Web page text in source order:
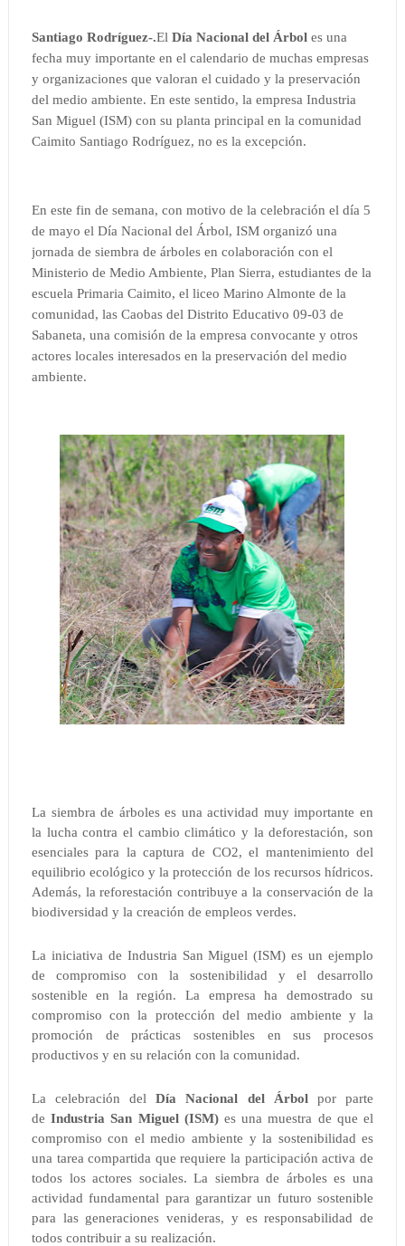
Santiago Rodríguez-.El Día Nacional del Árboles una
fecha muy importante en el calendario de muchas empresas
y organizaciones que valoran el cuidado y la preservación
del medio ambiente. En este sentido, la empresa Industria
San Miguel (ISM) con su planta principal en la comunidad
Caimito Santiago Rodríguez, no es la excepción.
En este fin de semana, con motivo de la celebración el día 5
de mayo el Día Nacional del Árbol, ISM organizó una
jornada de siembra de árboles en colaboración con el
Ministerio de Medio Ambiente, Plan Sierra, estudiantes de la
escuela Primaria Caimito, el liceo Marino Almonte de la
comunidad, las Caobas del Distrito Educativo 09-03 de
Sabaneta, una comisión de la empresa convocante y otros
actores locales interesados en la preservación del medio
ambiente.
La siembra de árboles es una actividad muy importante en
la lucha contra el cambio climático y la deforestación, son
esenciales para la captura de CO2, el mantenimiento del
equilibrio ecológico y la protección de los recursos hídricos.
Además, la reforestación contribuye a la conservación de la
biodiversidad y la creación de empleos verdes.
La iniciativa de Industria San Miguel (ISM) es un ejemplo
de compromiso con la sostenibilidad y el desarrollo
sostenible en la región. La empresa ha demostrado su
compromiso con la protección del medio ambiente y la
promoción de prácticas sostenibles en sus procesos
productivos y en su relación con la comunidad.
La celebración delDía Nacional del Árbolpor parte
deIndustria San Miguel (ISM)es una muestra de que el
compromiso con el medio ambiente y la sostenibilidad es
una tarea compartida que requiere la participación activa de
todos los actores sociales. La siembra de árboles es una
actividad fundamental para garantizar un futuro sostenible
para las generaciones venideras, y es responsabilidad de
todos contribuir a su realización.